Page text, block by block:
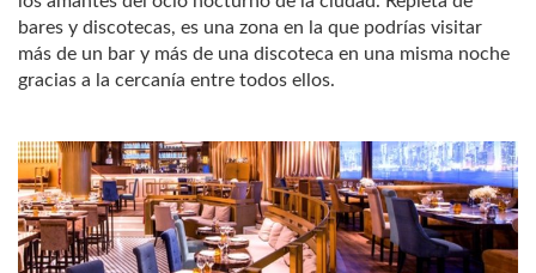
bares y discotecas, es una zona en la que podrías visitar
más de un bar y más de una discoteca en una misma noche
gracias a la cercanía entre todos ellos.